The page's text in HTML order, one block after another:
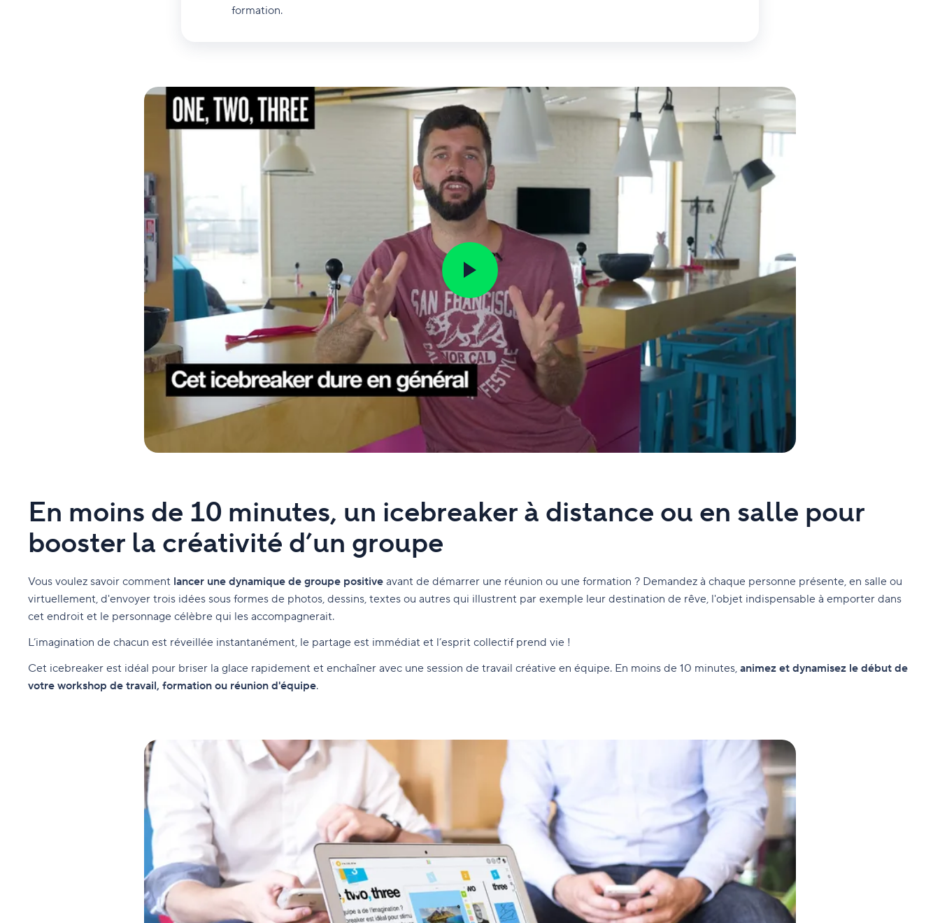
formation.
En moins de 10 minutes, un icebreaker à distance ou en salle pour
booster la créativité d’un groupe
Vous voulez savoir comment lancer une dynamique de groupe positive avant de démarrer une réunion ou une formation ? Demandez à chaque personne présente, en salle ou
virtuellement, d'envoyer trois idées sous formes de photos, dessins, textes ou autres qui illustrent par exemple leur destination de rêve, l'objet indispensable à emporter dans
cet endroit et le personnage célèbre qui les accompagnerait.
L’imagination de chacun est réveillée instantanément, le partage est immédiat et l’esprit collectif prend vie !
Cet icebreaker est idéal pour briser la glace rapidement et enchaîner avec une session de travail créative en équipe. En moins de 10 minutes, animez et dynamisez le début de
votre workshop de travail, formation ou réunion d'équipe.